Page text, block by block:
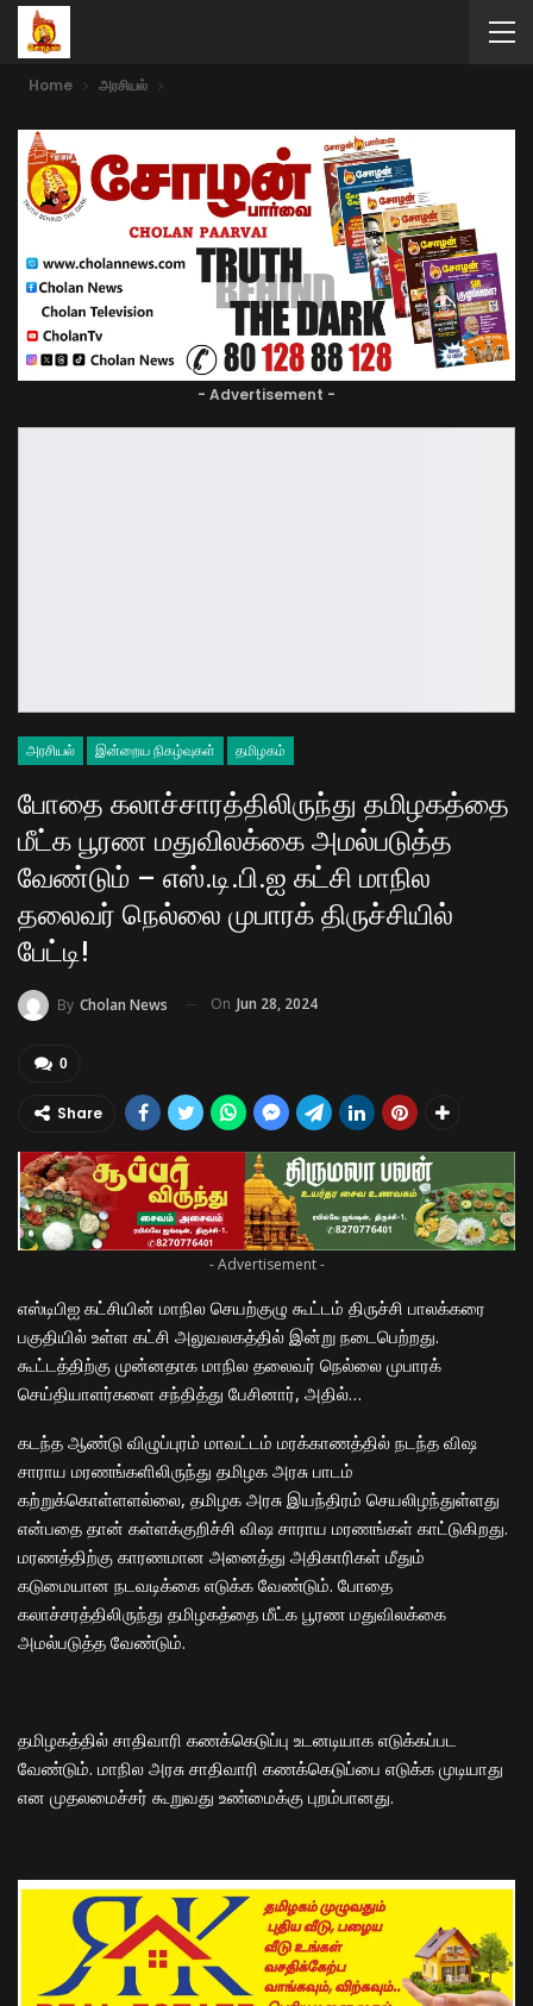
Home அரசியல்
- Advertisement -
அரசியல் இன்றைய நிகழ்வுகள் தமிழகம்
போதை கலாச்சாரத்திலிருந்து தமிழகத்தை
மீட்க பூரண மதுவிலக்கை அமல்படுத்த
வேண்டும் – எஸ்.டி.பி.ஐ கட்சி மாநில
தலைவர் நெல்லை முபாரக் திருச்சியில்
பேட்டி!
By Cholan News On Jun 28, 2024
0
Share
- Advertisement -
எஸ்டிபிஐ கட்சியின் மாநில செயற்குழு கூட்டம் திருச்சி பாலக்கரை
பகுதியில் உள்ள கட்சி அலுவலகத்தில் இன்று நடைபெற்றது.
கூட்டத்திற்கு முன்னதாக மாநில தலைவர் நெல்லை முபாரக்
செய்தியாளர்களை சந்தித்து பேசினார், அதில்…
கடந்த ஆண்டு விழுப்புரம் மாவட்டம் மரக்காணத்தில் நடந்த விஷ
சாராய மரணங்களிலிருந்து தமிழக அரசு பாடம்
கற்றுக்கொள்ளளல்லை, தமிழக அரசு இயந்திரம் செயலிழந்துள்ளது
என்பதை தான் கள்ளக்குறிச்சி விஷ சாராய மரணங்கள் காட்டுகிறது.
மரணத்திற்கு காரணமான அனைத்து அதிகாரிகள் மீதும்
கடுமையான நடவடிக்கை எடுக்க வேண்டும். போதை
கலாச்சரத்திலிருந்து தமிழகத்தை மீட்க பூரண மதுவிலக்கை
அமல்படுத்த வேண்டும்.
தமிழகத்தில் சாதிவாரி கணக்கெடுப்பு உடனடியாக எடுக்கப்பட
வேண்டும். மாநில அரசு சாதிவாரி கணக்கெடுப்பை எடுக்க முடியாது
என முதலமைச்சர் கூறுவது உண்மைக்கு புறம்பானது.